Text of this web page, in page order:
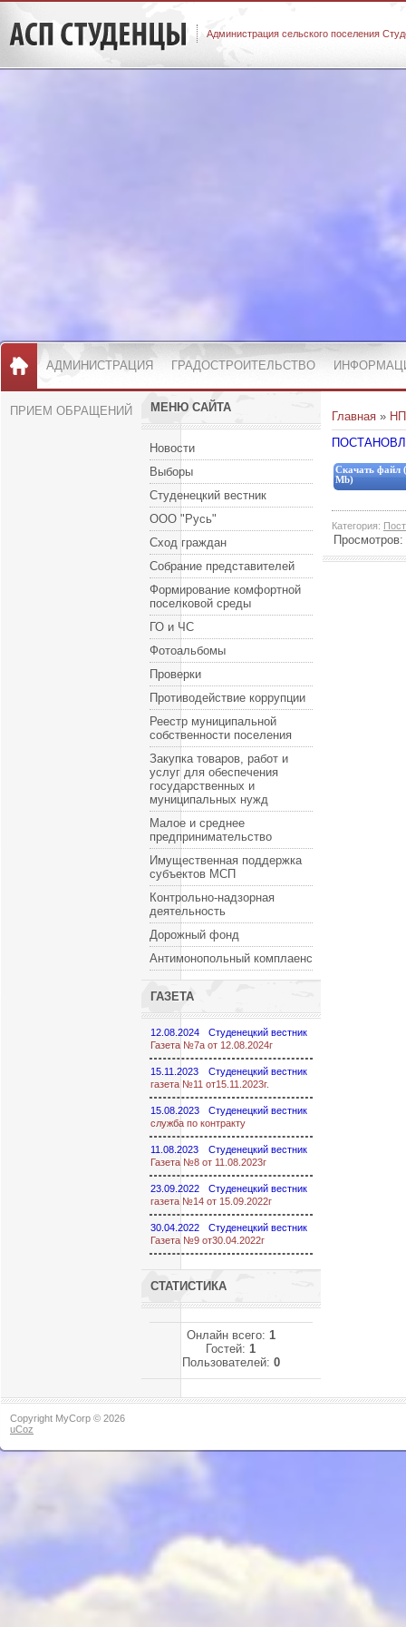
Администрация сельского поселения
АДМИНИСТРАЦИЯ ГРАДОСТРОИТЕЛЬСТВО
ПРИЕМ ОБРАЩЕНИЙ МЕНЮ САЙТА
Новости
Выборы
Студенецкий вестник
ООО "Русь"
Сход граждан
Собрание представителей
Формирование комфортной
поселковой среды
ГО и ЧС
Фотоальбомы
Проверки
Противодействие коррупции
Реестр муниципальной
собственности поселения
Закупка товаров, работ и
услуг для обеспечения
государственных и
муниципальных нужд
Малое и среднее
предпринимательство
Имущественная поддержка
субъектов МСП
Контрольно-надзорная
деятельность
Дорожный фонд
Антимонопольный комплаенс
ГАЗЕТА
12.08.2024
Студенецкий вестник
Газета №7а от 12.08.2024г
15.11.2023
Студенецкий вестник
газета №11 от15.11.2023г.
15.08.2023
Студенецкий вестник
служба по контракту
11.08.2023
Студенецкий вестник
Газета №8 от 11.08.2023г
23.09.2022
Студенецкий вестник
газета №14 от 15.09.2022г
30.04.2022
Студенецкий вестник
Газета №9 от30.04.2022г
СТАТИСТИКА
Онлайн всего: 1
Гостей:1
Пользователей: 0
Главная »
Скачать файл
Mb)
Категория:
Просмотров:
Copyright MyCorp © 2026
uCoz